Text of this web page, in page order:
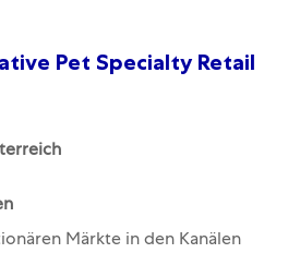
Pet Specialty Retail
Märkte in den Kanälen